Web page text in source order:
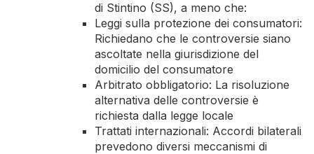
di Stintino (SS), a meno che:
Leggi sulla protezione dei consumatori:
Richiedano che le controversie siano
ascoltate nella giurisdizione del
domicilio del consumatore
Arbitrato obbligatorio: La risoluzione
alternativa delle controversie è
richiesta dalla legge locale
Trattati internazionali: Accordi bilaterali
prevedono diversi meccanismi di